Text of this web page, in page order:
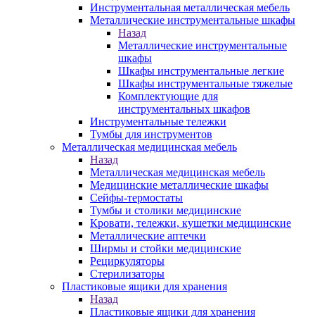
Инструментальная металлическая мебель
Металлические инструментальные шкафы
Назад
Металлические инструментальные
шкафы
Шкафы инструментальные легкие
Шкафы инструментальные тяжелые
Комплектующие для
инструментальных шкафов
Инструментальные тележки
Тумбы для инструментов
Металлическая медицинская мебель
Назад
Металлическая медицинская мебель
Медицинские металлические шкафы
Сейфы-термостаты
Тумбы и столики медицинские
Кровати, тележки, кушетки медицинские
Металлические аптечки
Ширмы и стойки медицинские
Рециркуляторы
Стерилизаторы
Пластиковые ящики для хранения
Назад
Пластиковые ящики для хранения